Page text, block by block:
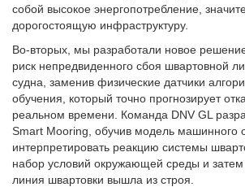
собой высокое энергопотребление,
дорогостоящую инфраструктуру.
Во-вторых, мы разработали новое
риск непредвиденного сбоя швартовной
судна, заменив физические датчики
обучения, который точно прогнозирует
реальном времени. Команда DNV GL
Smart Mooring, обучив модель машинного
интерпретировать реакцию системы
набор условий окружающей среды и затем
линия швартовки вышла из строя.